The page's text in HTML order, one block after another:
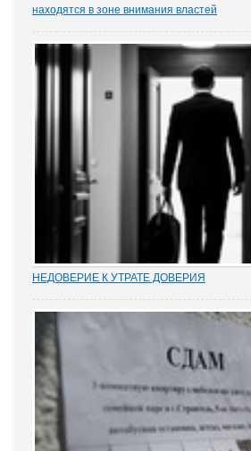
находятся в зоне внимания властей
расследования «Пермский захват».
НЕДОВЕРИЕ К УТРАТЕ ДОВЕРИЯ
(п. 7.1 ч. 1 ст. 81 ТК РФ) появилась в
в ходе совершенствования...